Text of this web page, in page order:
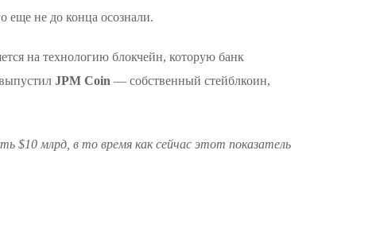
еще не до конца осознали.
на технологию блокчейн, которую банк
JPM Coin — собственный стейблкоин,
$10 млрд, в то время как сейчас этот показатель